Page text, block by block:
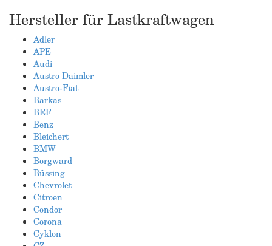
Hersteller für Lastkraftwagen
Adler
APE
Audi
Austro Daimler
Austro-Fiat
Barkas
BEF
Benz
Bleichert
BMW
Borgward
Büssing
Chevrolet
Citroen
Condor
Corona
Cyklon